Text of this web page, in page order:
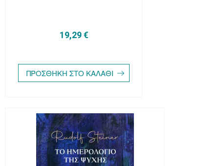
19,29 €